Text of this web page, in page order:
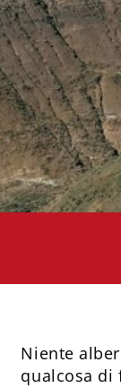
Niente
qualcosa di